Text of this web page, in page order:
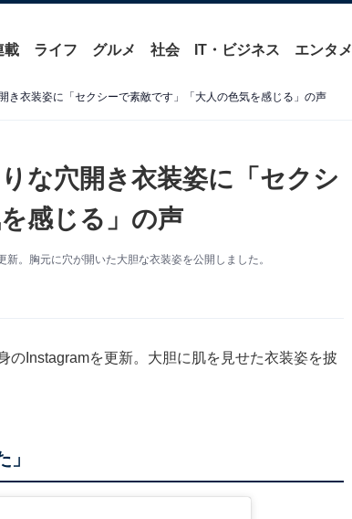
載 ライフ グルメ 社会 IT・ビジネス エンタメ
き衣装姿に「セクシーで素敵です」「大人の色気を感じる」の声
な穴開き衣装姿に「セクシ
感じる」の声
。胸元に穴が開いた大胆な衣装姿を公開しました。
Instagramを更新。大胆に肌を見せた衣装姿を披